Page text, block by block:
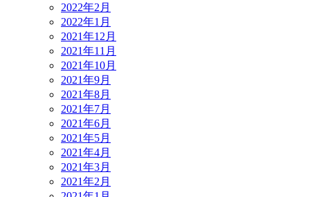
2022年2月
2022年1月
2021年12月
2021年11月
2021年10月
2021年9月
2021年8月
2021年7月
2021年6月
2021年5月
2021年4月
2021年3月
2021年2月